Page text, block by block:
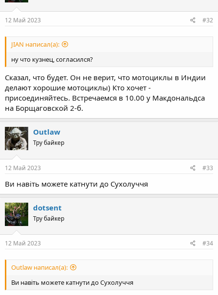
12 Май 2023 #32
JIAN написал(а):
ну что кузнец, согласился?
Сказал, что будет. Он не верит, что мотоциклы в Индии
делают хорошие мотоциклы) Кто хочет -
присоединяйтесь. Встречаемся в 10.00 у Макдональдса
на Борщаговской 2-б.
Outlaw
Тру байкер
12 Май 2023 #33
Ви навіть можете катнути до Сухолуччя
dotsent
Тру байкер
12 Май 2023 #34
Outlaw написал(а):
Ви навіть можете катнути до Сухолуччя